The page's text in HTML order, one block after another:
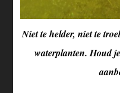
Niet te helder, niet te
waterplanten. Houd